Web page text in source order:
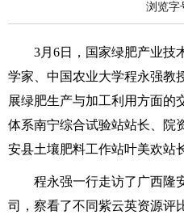
浏览字
3月6日，国家绿肥产业技
学家、中国农业大学程永强教
展绿肥生产与加工利用方面的
体系南宁综合试验站站长、院
安县土壤肥料工作站叶美欢站
程永强一行走访了广西隆
司，察看了不同紫云英资源评